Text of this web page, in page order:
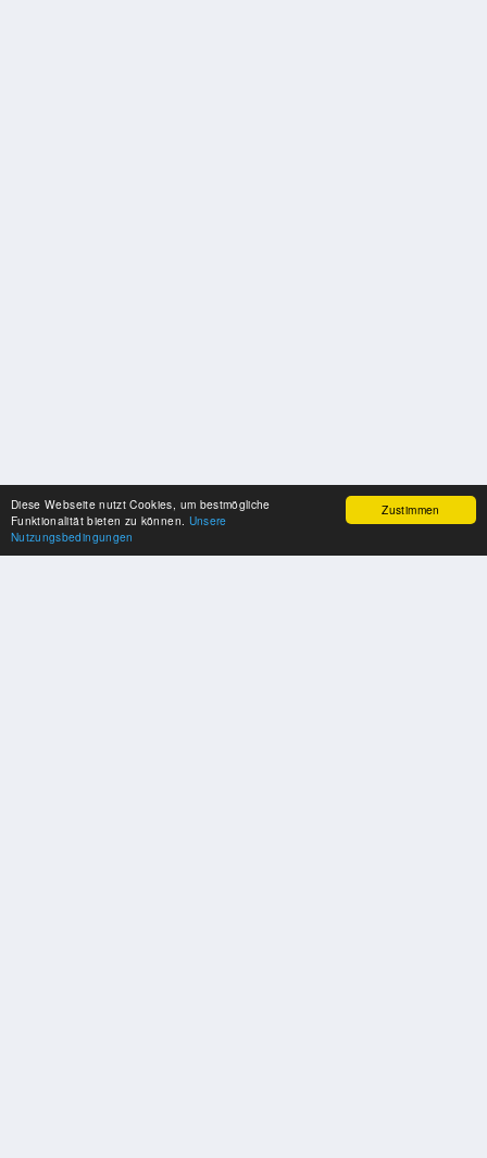
Zustimmen
Diese Webseite nutzt Cookies, um bestmögliche
Funktionalität bieten zu können. Unsere
Nutzungsbedingungen